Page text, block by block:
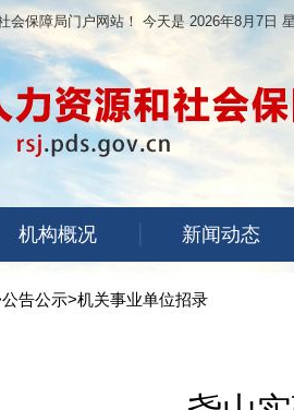
会保障局门户网站！ 今天是 2026年8月7日
机构概况 新闻动态
公告公示>机关事业单位招录